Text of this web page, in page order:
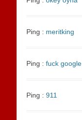
Ping : meritking
Ping : fuck google
Ping : 911